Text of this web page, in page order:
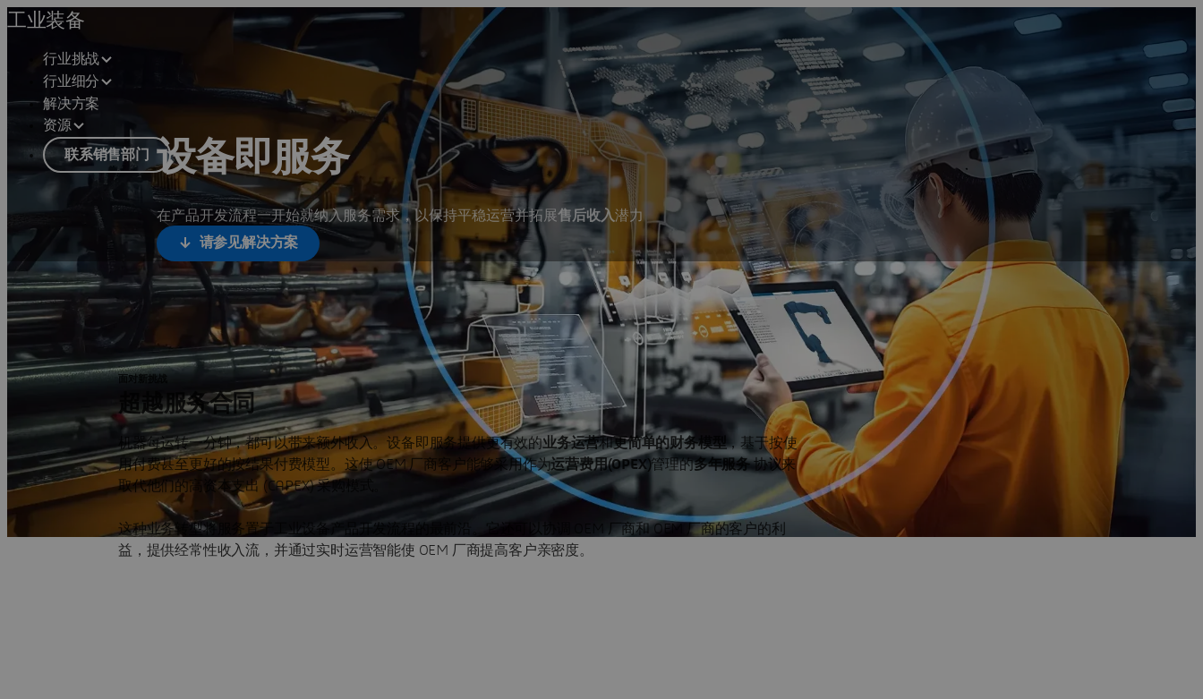
工业装备
行业挑战
行业细分
解决方案
资源
联系销售部门 设备即服务
在产品开发流程一开始就纳入服务需求，以保持平稳运营并拓展售后收入潜力
请参见解决方案
超越服务合同
面对新挑战
机器每运转一分钟，都可以带来额外收入。设备即服务提供更有效的业务运营和更简单的财务模型，基于按使
用付费甚至更好的按结果付费模型。这使 OEM 厂商客户能够采用作为运营费用(OPEX)管理的多年服务协议来
取代他们的高资本支出 (CAPEX) 采购模式。
这种业务转型将服务置于工业设备产品开发流程的最前沿。它还可以协调 OEM 厂商和 OEM 厂商的客户的利
益，提供经常性收入流，并通过实时运营智能使 OEM 厂商提高客户亲密度。